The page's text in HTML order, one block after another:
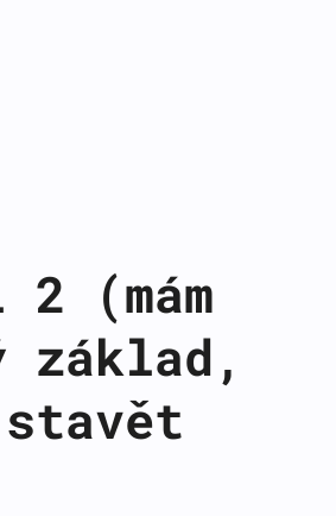
2 (mám
základ,